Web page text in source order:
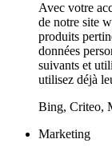
Avec votre
de notre site
produits
données
suivants et
utilisez déjà
Bing, Criteo,
Marketing